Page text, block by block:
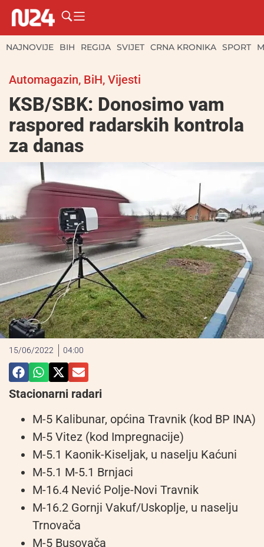
NAJNOVIJE BIH REGIJA SVIJET CRNA KRONIKA SPORT
Automagazin, BiH, Vijesti
KSB/SBK: Donosimo vam
raspored radarskih kontrola
za danas
15/06/2022 04:00
Stacionarni radari
M-5 Kalibunar, općina Travnik (kod BP INA)
M-5 Vitez (kod Impregnacije)
M-5.1 Kaonik-Kiseljak, u naselju Kaćuni
M-5.1 M-5.1 Brnjaci
M-16.4 Nević Polje-Novi Travnik
M-16.2 Gornji Vakuf/Uskoplje, u naselju
Trnovača
M-5 Busovača